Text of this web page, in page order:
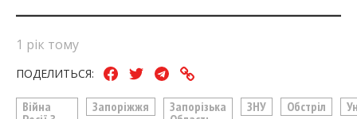
1 рік тому
ПОДЕЛИТЬСЯ:
Війна
Запоріжжя
Запорізька
ЗНУ Обстріл